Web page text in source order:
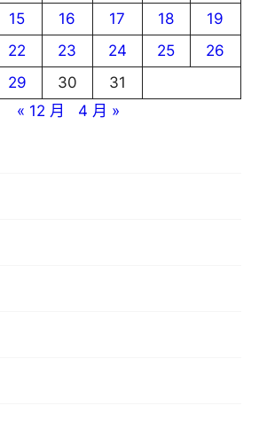
15 16 17 18
19
22 23 24 25
26
29 30
31
« 12 月
4 月 »